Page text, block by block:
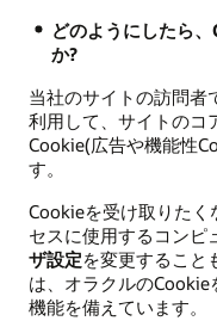
どのようにしたら
か?
当社のサイトの訪問者
利用して、サイトのコ
Cookie(広告や機能性
す。
Cookieを受け取りたく
セスに使用するコンピ
ザ設定を変更すること
は、オラクルの
機能を備えています。